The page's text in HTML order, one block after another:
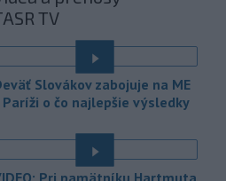
meste Nagasaki 9.
zomrelo
bezprostredne približne 39.000 ľudí,
do konca roka potom podľa odhadov
okolo 60.000-80.000. V rozhovore
príležitosti 81. výročia tejto
udalosti to uviedol jadrový fyzik
TV
Slovákov zabojuje na ME
Paríži o čo najlepšie výsledky